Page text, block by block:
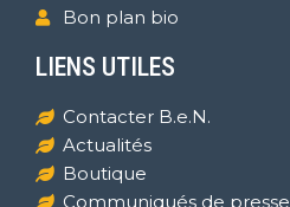
Bon plan bio
LIENS UTILES
Contacter B.e.N.
Actualités
Boutique
Communiqués de presse